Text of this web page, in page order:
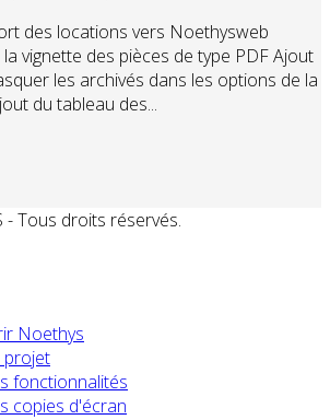
des locations vers Noethysweb
vignette des pièces de type PDF Ajout
les archivés dans les options de la
du tableau des...
- Tous droits réservés.
Noethys
projet
fonctionnalités
copies d'écran